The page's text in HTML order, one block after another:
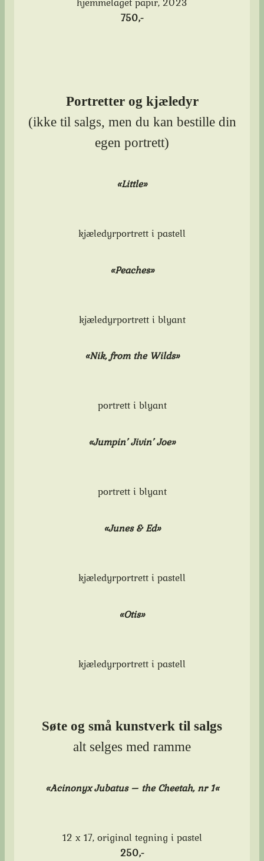
750,-
Portretter og kjæledyr
(ikke til salgs, men du kan bestille din
egen portrett)
«Little»
kjæledyrportrett i pastell
«Peaches»
kjæledyrportrett i blyant
«Nik, from the Wilds»
portrett i blyant
«Jumpin’ Jivin’ Joe»
portrett i blyant
«Junes & Ed»
kjæledyrportrett i pastell
«Otis»
kjæledyrportrett i pastell
Søte og små kunstverk til salgs
alt selges med ramme
«Acinonyx Jubatus – the Cheetah, nr 1«
12 x 17, original tegning i pastel
250,-